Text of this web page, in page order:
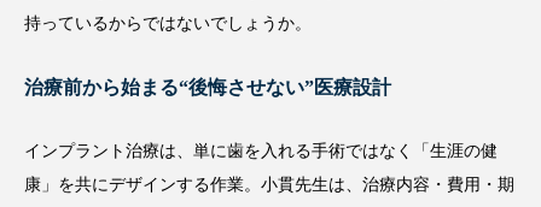
持っているからではないでしょうか。
治療前から始まる“後悔させない”医療設計
インプラント治療は、単に歯を入れる手術ではなく「生涯の健
康」を共にデザインする作業。小貫先生は、治療内容・費用・期